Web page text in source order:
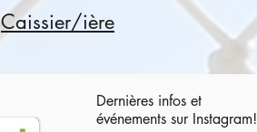
Caissier/ière
Dernières infos et
événements sur Instagram!